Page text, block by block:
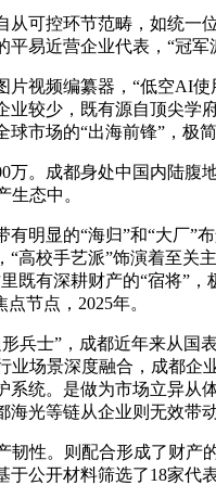
控环节范畴，如统一位
平易近营企业代表，“冠
频编纂器，“低空AI使
业较少，既有源自顶尖学
球市场的“出海前锋”，极
。成都身处中国内陆腹地
生态中。
显的“海归”和“大厂”布
“高校手艺派”饰演着至关
既有深耕财产的“宿将”
节点，2025年。
士”，成都近年来从国表
业场景深度融合，成都企
系统。是做为市场立异从
海光等链从企业则无效带
。则配合形成了财产的
于公开材料筛选了18家代